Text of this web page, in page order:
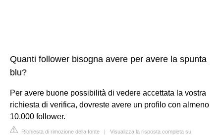
Quanti follower bisogna avere per avere la spunta
blu?
Per avere buone possibilità di vedere accettata la vostra
richiesta di verifica, dovreste avere un profilo con almeno
10.000 follower.
Richiesta di rimozione della fonte | Visualizza la risposta completa su